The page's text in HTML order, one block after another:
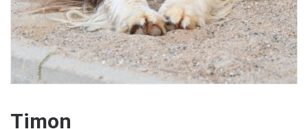
Timon